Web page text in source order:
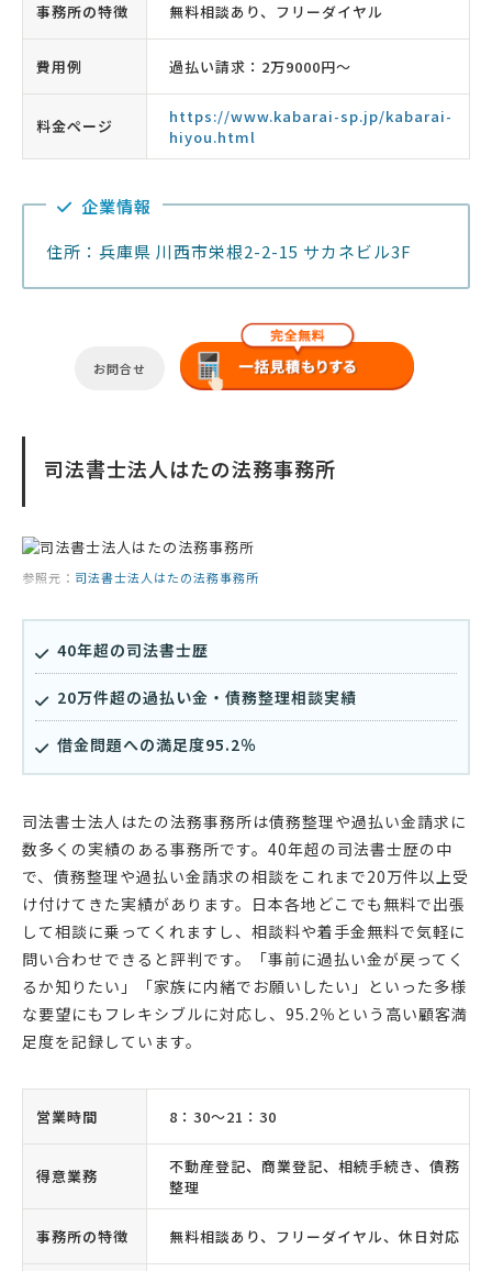
事務所の特徴 無料相談あり、フリーダイヤル
費用例 過払い請求：2万9000円〜
料金ページ
https://www.kabarai-sp.jp/kabarai-
hiyou.html
企業情報
住所：兵庫県 川西市栄根2-2-15 サカネビル3F
お問合せ
司法書士法人はたの法務事務所
参照元： 司法書士法人はたの法務事務所
40年超の司法書士歴
20万件超の過払い金・債務整理相談実績
借金問題への満足度95.2％
司法書士法人はたの法務事務所は債務整理や過払い金請求に
数多くの実績のある事務所です。40年超の司法書士歴の中
で、債務整理や過払い金請求の相談をこれまで20万件以上受
け付けてきた実績があります。日本各地どこでも無料で出張
して相談に乗ってくれますし、相談料や着手金無料で気軽に
問い合わせできると評判です。「事前に過払い金が戻ってく
るか知りたい」「家族に内緒でお願いしたい」といった多様
な要望にもフレキシブルに対応し、95.2％という高い顧客満
足度を記録しています。
営業時間 8：30〜21：30
得意業務
不動産登記、商業登記、相続手続き、債務
整理
事務所の特徴 無料相談あり、フリーダイヤル、休日対応